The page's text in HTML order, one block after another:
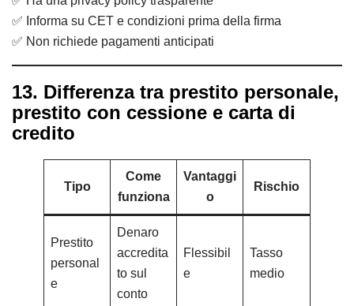
✅ Informa su CET e condizioni prima della firma
✅ Non richiede pagamenti anticipati
13. Differenza tra prestito personale,
prestito con cessione e carta di
credito
Tipo
Come
funziona
Vantaggi
o
Rischio
Prestito
personal
e
Denaro
accredita
to sul
conto
Flessibil
e
Tasso
medio